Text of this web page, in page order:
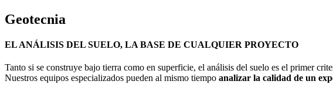
Geotecnia
EL ANÁLISIS DEL SUELO, LA BASE DE CUALQUIER PROYECTO
Tanto si se construye bajo tierra como en superficie, el análisis del suelo es el primer
Nuestros equipos especializados pueden al mismo tiempo analizar la calidad de un